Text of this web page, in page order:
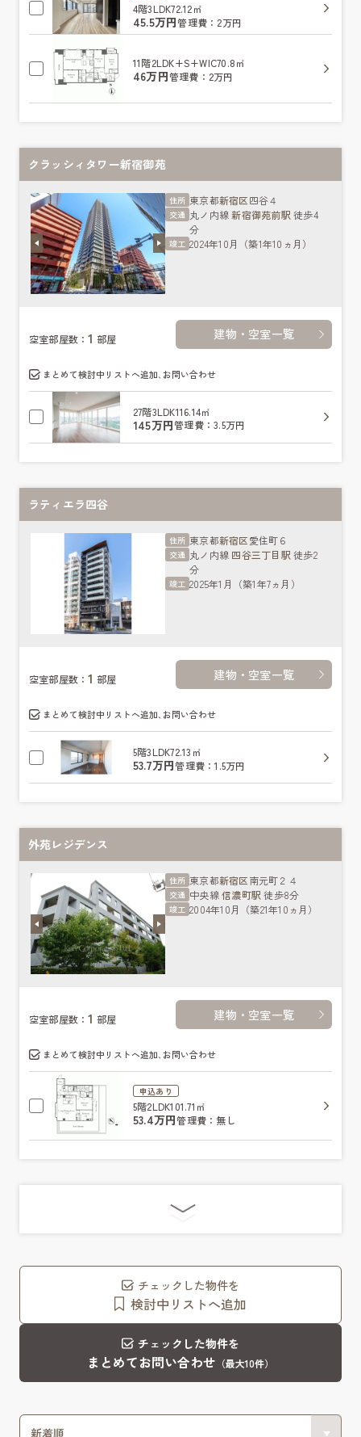
4階3LDK72.12㎡
45.5万円管理費：2万円
11階2LDK+S+WIC70.8㎡
46万円管理費：2万円
クラッシィタワー新宿御苑
住所 東京都新宿区四谷４
交通 丸ノ内線新宿御苑前駅 徒歩4
分
竣工 2024年10月（築1年10ヵ月）
空室部屋数：1 部屋 建物・空室一覧
まとめて検討中リストへ追加､お問い合わせ
27階3LDK116.14㎡
145万円管理費：3.5万円
ラティエラ四谷
住所 東京都新宿区愛住町６
交通 丸ノ内線 四谷三丁目駅 徒歩2
分
竣工 2025年1月（築1年7ヵ月）
空室部屋数：1 部屋 建物・空室一覧
まとめて検討中リストへ追加､お問い合わせ
5階3LDK72.13㎡
53.7万円管理費：1.5万円
外苑レジデンス
住所 東京都新宿区南元町２４
交通 中央線信濃町駅 徒歩8分
竣工 2004年10月（築21年10ヵ月）
空室部屋数：1 部屋 建物・空室一覧
まとめて検討中リストへ追加､お問い合わせ
申込あり
5階2LDK101.71㎡
53.4万円管理費：無し
チェックした物件を
検討中リストへ追加
チェックした物件を
まとめてお問い合わせ （最大10件）